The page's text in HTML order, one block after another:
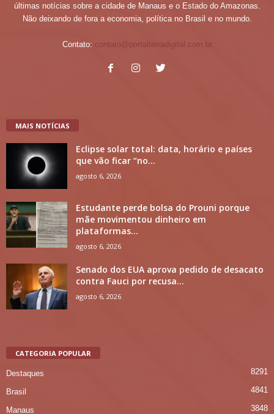
últimas notícias sobre a cidade de Manaus e o Estado do Amazonas.
Não deixando de fora a economia, política no Brasil e no mundo.
Contato: contato@portalterradigital.com.br
MAIS NOTÍCIAS
Eclipse solar total: data, horário e países
que vão ficar “no...
agosto 6, 2026
Estudante perde bolsa do Prouni porque
mãe movimentou dinheiro em
plataformas...
agosto 6, 2026
Senado dos EUA aprova pedido de desacato
contra Fauci por recusa...
agosto 6, 2026
CATEGORIA POPULAR
Destaques 8291
Brasil 4841
Manaus 3848